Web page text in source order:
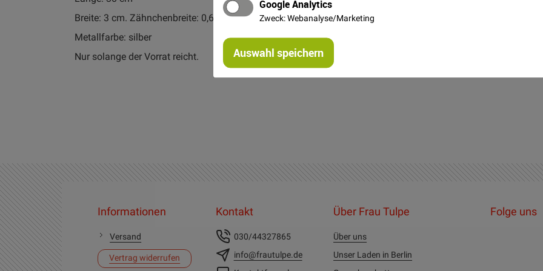
Google Analytics
Zweck: Webanalyse/Marketing
Auswahl speichern
Breite: 3 cm. Zähnchenbreite: 0,6 cm
Metallfarbe: silber
Nur solange der Vorrat reicht.
Informationen
Versand
Vertrag widerrufen
Kontakt
030/44327865
info@frautulpe.de
Über Frau Tulpe
Über uns
Unser Laden in Berlin
Folge uns